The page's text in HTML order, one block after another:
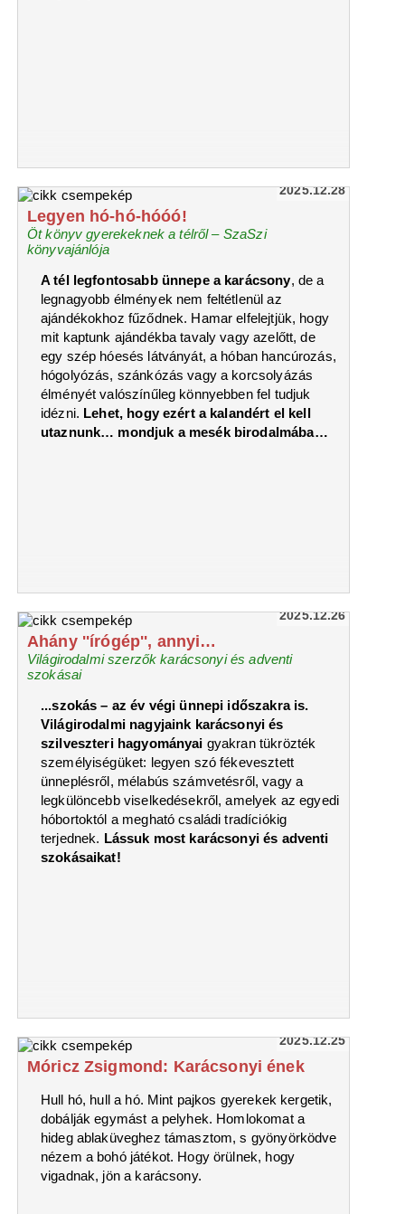
2025.12.28
Legyen hó-hó-hóóó!
Öt könyv gyerekeknek a télről – SzaSzi
könyvajánlója
A tél legfontosabb ünnepe a karácsony, de a
legnagyobb élmények nem feltétlenül az
ajándékokhoz fűződnek. Hamar elfelejtjük, hogy
mit kaptunk ajándékba tavaly vagy azelőtt, de
egy szép hóesés látványát, a hóban hancúrozás,
hógolyózás, szánkózás vagy a korcsolyázás
élményét valószínűleg könnyebben fel tudjuk
idézni. Lehet, hogy ezért a kalandért el kell
utaznunk… mondjuk a mesék birodalmába…
2025.12.26
Ahány ''írógép'', annyi…
Világirodalmi szerzők karácsonyi és adventi
szokásai
...szokás – az év végi ünnepi időszakra is.
Világirodalmi nagyjaink karácsonyi és
szilveszteri hagyományai gyakran tükrözték
személyiségüket: legyen szó fékevesztett
ünneplésről, mélabús számvetésről, vagy a
legkülöncebb viselkedésekről, amelyek az egyedi
hóbortoktól a megható családi tradíciókig
terjednek. Lássuk most karácsonyi és adventi
szokásaikat!
2025.12.25
Móricz Zsigmond: Karácsonyi ének
Hull hó, hull a hó. Mint pajkos gyerekek kergetik,
dobálják egymást a pelyhek. Homlokomat a
hideg ablaküveghez támasztom, s gyönyörködve
nézem a bohó játékot. Hogy örülnek, hogy
vigadnak, jön a karácsony.